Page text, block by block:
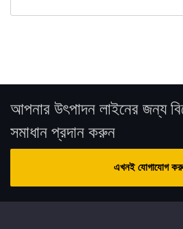
আপনার উৎপাদন লাইনের জন্য
সমাধান প্রদান করুন
এখনই যোগাযোগ